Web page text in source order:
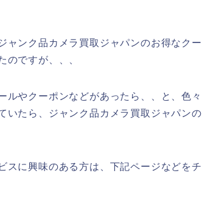
ャンク品カメラ買取ジャパンのお得なクー
のですが、、、
ルやクーポンなどがあったら、、と、色々
いたら、ジャンク品カメラ買取ジャパンの
スに興味のある方は、下記ページなどをチ